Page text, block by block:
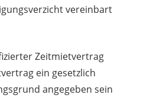
vereinbart
Zeitmietvertrag
ein gesetzlich
angegeben sein